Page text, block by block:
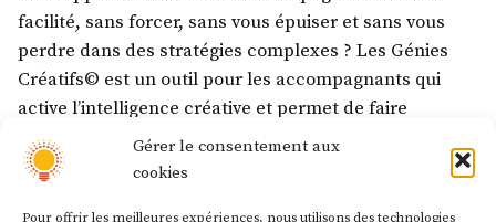
Gérer le consentement aux
cookies
Pour offrir les meilleures expériences, nous utilisons des technologies
facilité, sans forcer, sans vous épuiser et sans vous
perdre dans des stratégies complexes ? Les Génies
Créatifs© est un outil pour les accompagnants qui
active l’intelligence créative et permet de faire
émerger des solutions claires, alignées
Lire la suite